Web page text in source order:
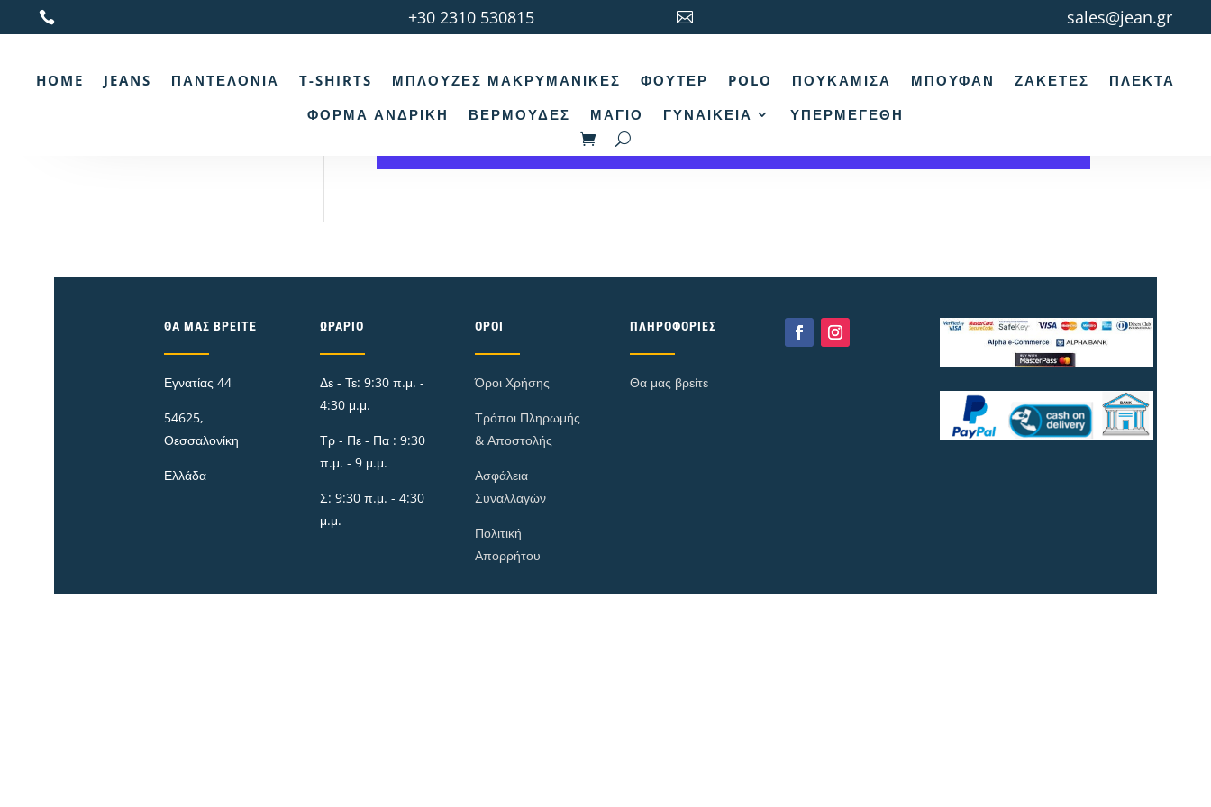
 +30 2310 530815  sales@jean.gr
HOME JEANS ΠΑΝΤΕΛΌΝΙΑ T-SHIRTS ΜΠΛΟΎΖΕΣ ΜΑΚΡΥΜΆΝΙΚΕΣ ΦΟΎΤΕΡ POLO ΠΟΥΚΆΜΙΣΑ ΜΠΟΥΦΆΝ ΖΑΚΈΤΕΣ
ΠΛΕΚΤΆ
ΦΌΡΜΑ ΑΝΔΡΙΚΉ
ΒΕΡΜΟΎΔΕΣ ΜΑΓΙΌ ΓΥΝΑΙΚΕΊΑ ΥΠΕΡΜΕΓΈΘΗ
Δεν βρέθηκε κανένα προϊόν που να ταιριάζει με την επιλογή σας.
ΘΑ ΜΑΣ ΒΡΕΊΤΕ
Εγνατίας 44
54625,
Θεσσαλονίκη
Ελλάδα
ΩΡΆΡΙΟ
Δε - Τε: 9:30 π.μ. -
4:30 μ.μ.
Τρ - Πε - Πα : 9:30
π.μ. - 9 μ.μ.
Σ: 9:30 π.μ. - 4:30
μ.μ.
ΌΡΟΙ
Όροι Χρήσης
Τρόποι Πληρωμής
& Αποστολής
Ασφάλεια
Συναλλαγών
Πολιτική
Απορρήτου
ΠΛΗΡΟΦΟΡΊΕΣ
Θα μας βρείτε